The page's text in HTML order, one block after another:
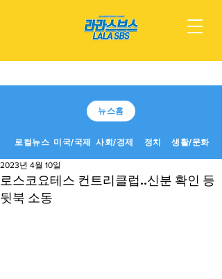
뉴스홈
로컬뉴스 미국/국제 사회/경제 정치 생활/문화
로스코요테스 컨트리클럽..신분 확인 등
뒷북 소동
2023년 4월 10일